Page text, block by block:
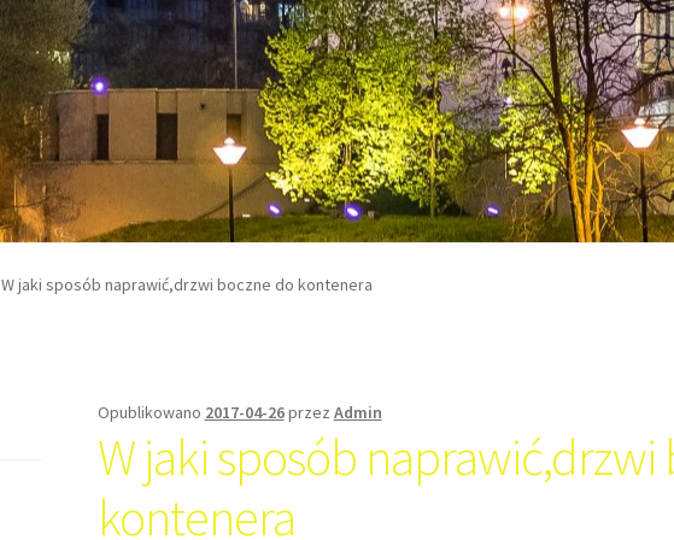
W jaki sposób naprawić,drzwi boczne do kontenera
Opublikowano 2017-04-26przez Admin
W jaki sposób naprawić,drzwi
kontenera